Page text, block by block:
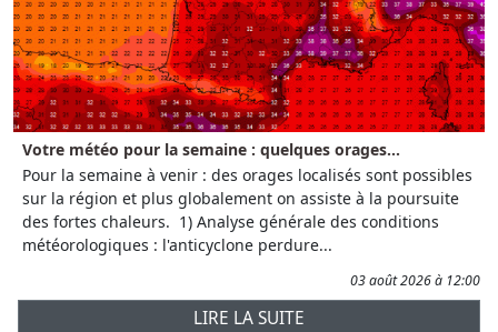
Votre météo pour la semaine : quelques orages...
Pour la semaine à venir : des orages localisés sont possibles
sur la région et plus globalement on assiste à la poursuite
des fortes chaleurs. 1) Analyse générale des conditions
météorologiques : l'anticyclone perdure...
03 août 2026 à 12:00
LIRE LA SUITE